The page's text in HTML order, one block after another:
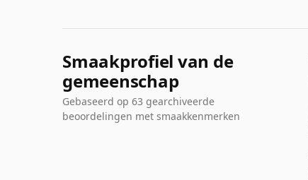
Smaakprofiel van de
gemeenschap
Gebaseerd op 63 gearchiveerde
beoordelingen met smaakkenmerken